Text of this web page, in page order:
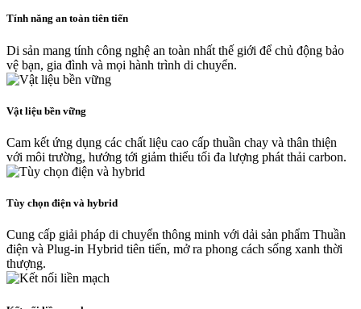
Tính năng an toàn tiên tiến
Di sản mang tính công nghệ an toàn nhất thế giới để chủ động bảo
vệ bạn, gia đình và mọi hành trình di chuyển.
Vật liệu bền vững
Cam kết ứng dụng các chất liệu cao cấp thuần chay và thân thiện
với môi trường, hướng tới giảm thiểu tối đa lượng phát thải carbon.
Tùy chọn điện và hybrid
Cung cấp giải pháp di chuyển thông minh với dải sản phẩm Thuần
điện và Plug-in Hybrid tiên tiến, mở ra phong cách sống xanh thời
thượng.